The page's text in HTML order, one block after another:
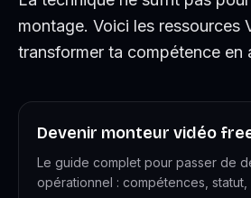
montage. Voici les ressources
transformer ta compétence en
Devenir monteur vidéo
Le guide complet pour passer de
opérationnel : compétences, statut,